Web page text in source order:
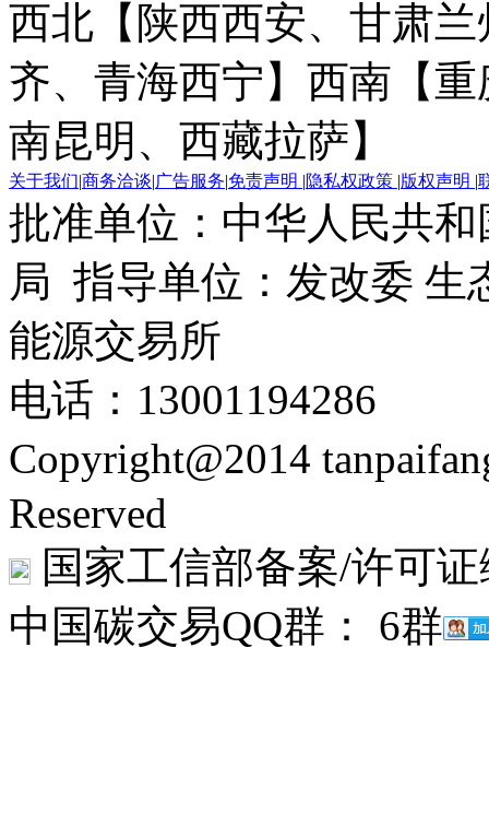
西北【陕西西安、甘肃
齐、青海西宁】 西南【
南昆明、西藏拉萨】
关于我们|商务洽谈|广告服务|免责声明 |隐私权政策 |版权声明 |
批准单位：中华人民共
局 指导单位：发改委 生
能源交易所
电话：13001194286
Copyright@2014
Reserved
国家工信部备案/许可
中国碳交易QQ群： 6群